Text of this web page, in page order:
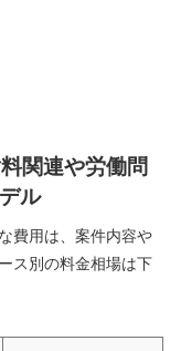
関連や労働問
ル
費用は、案件内容や
ス別の料金相場は下